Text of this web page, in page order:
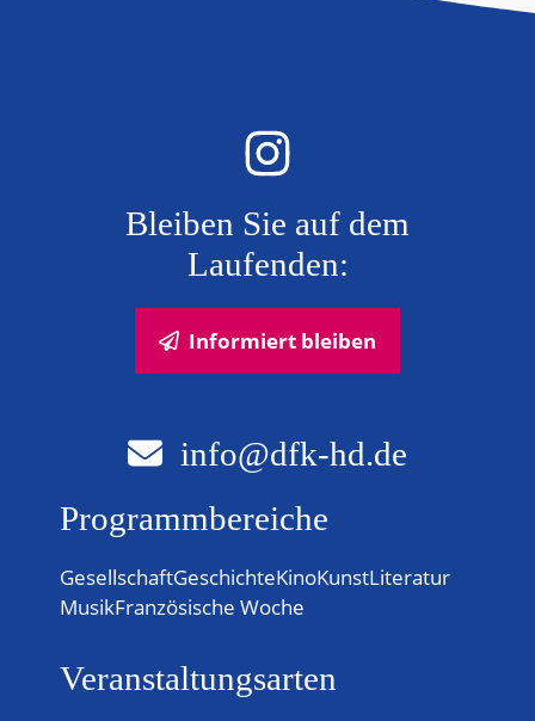
Bleiben Sie auf dem
Laufenden:
Informiert bleiben
info@dfk-hd.de
Programmbereiche
GesellschaftGeschichteKinoKunstLiteratur
MusikFranzösische Woche
Veranstaltungsarten